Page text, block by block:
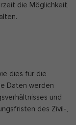
die Möglichkeit,
dies für die
Daten werden
und
des Zivil-,